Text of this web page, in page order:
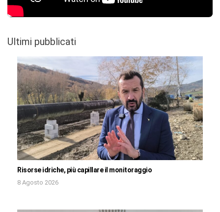
Ultimi pubblicati
Risorse idriche, più capillare il monitoraggio
8 Agosto 2026